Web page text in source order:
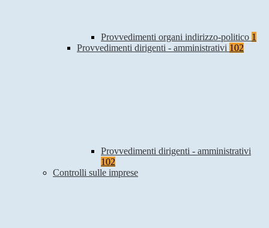
Provvedimenti organi indirizzo-politico 1
Provvedimenti dirigenti - amministrativi 102
Provvedimenti dirigenti - amministrativi
102
Controlli sulle imprese